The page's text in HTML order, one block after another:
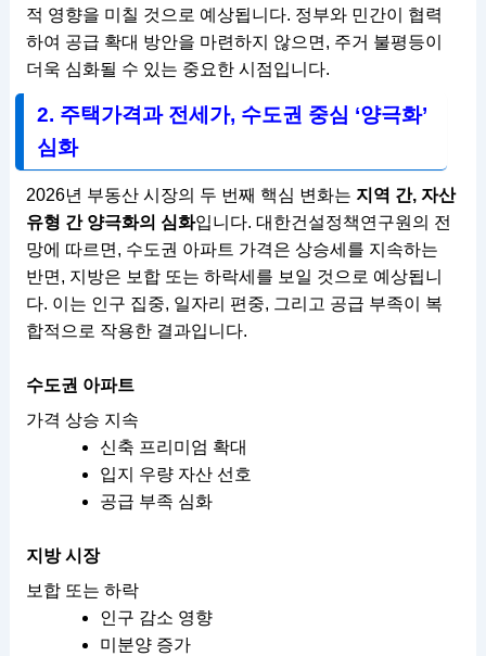
적 영향을 미칠 것으로 예상됩니다. 정부와 민간이 협력
하여 공급 확대 방안을 마련하지 않으면, 주거 불평등이
더욱 심화될 수 있는 중요한 시점입니다.
2. 주택가격과 전세가, 수도권 중심 ‘양극화’
심화
2026년 부동산 시장의 두 번째 핵심 변화는 지역 간, 자산
유형 간 양극화의 심화입니다. 대한건설정책연구원의 전
망에 따르면, 수도권 아파트 가격은 상승세를 지속하는
반면, 지방은 보합 또는 하락세를 보일 것으로 예상됩니
다. 이는 인구 집중, 일자리 편중, 그리고 공급 부족이 복
합적으로 작용한 결과입니다.
수도권 아파트
가격 상승 지속
신축 프리미엄 확대
입지 우량 자산 선호
공급 부족 심화
지방 시장
보합 또는 하락
인구 감소 영향
미분양 증가